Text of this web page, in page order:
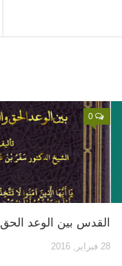
0
القدس بين الوعد
28 فبراير, 2016